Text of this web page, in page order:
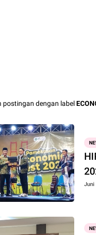
postingan dengan label
Juni